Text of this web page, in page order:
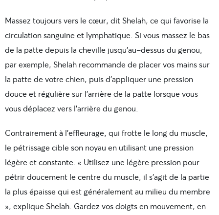
Massez toujours vers le cœur, dit Shelah, ce qui favorise la
circulation sanguine et lymphatique. Si vous massez le bas
de la patte depuis la cheville jusqu’au-dessus du genou,
par exemple, Shelah recommande de placer vos mains sur
la patte de votre chien, puis d’appliquer une pression
douce et régulière sur l’arrière de la patte lorsque vous
vous déplacez vers l’arrière du genou.
Contrairement à l’effleurage, qui frotte le long du muscle,
le pétrissage cible son noyau en utilisant une pression
légère et constante. « Utilisez une légère pression pour
pétrir doucement le centre du muscle, il s’agit de la partie
la plus épaisse qui est généralement au milieu du membre
», explique Shelah. Gardez vos doigts en mouvement, en